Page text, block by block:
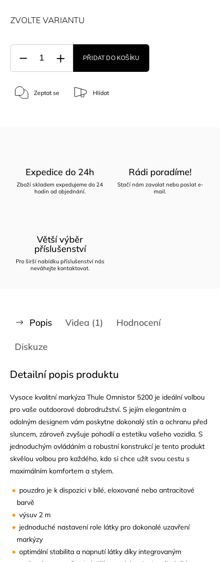
ZVOLTE VARIANTU
PŘIDAT DO KOŠÍKU
Zeptat se Hlídat
Expedice do 24h
Zboží skladem expedujeme do 24
hodin od objednání.
Rádi poradíme!
Stačí nám zavolat nebo poslat e-
mail.
Větší výběr
příslušenství
Pro širší nabídku příslušenství nás
neváhejte kontaktovat.
Popis Videa (1) Hodnocení
Diskuze
Detailní popis produktu
Vysoce kvalitní markýza Thule Omnistor 5200 je ideální volbou
pro vaše outdoorové dobrodružství. S jejím elegantním a
odolným designem vám poskytne dokonalý stín a ochranu před
sluncem, zároveň zvyšuje pohodlí a estetiku vašeho vozidla. S
jednoduchým ovládáním a robustní konstrukcí je tento produkt
skvělou volbou pro každého, kdo si chce užít svou cestu s
maximálním komfortem a stylem.
pouzdro je k dispozici v bílé, eloxované nebo antracitové
barvě
výsuv 2 m
jednoduché nastavení role látky pro dokonalé uzavření
markýzy
optimální stabilita a napnutí látky díky integrovaným